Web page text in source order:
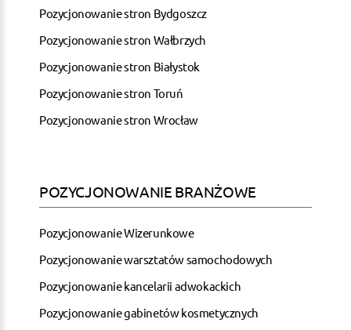
Pozycjonowanie stron Bydgoszcz
Pozycjonowanie stron Wałbrzych
Pozycjonowanie stron Białystok
Pozycjonowanie stron Toruń
Pozycjonowanie stron Wrocław
POZYCJONOWANIE BRANŻOWE
Pozycjonowanie Wizerunkowe
Pozycjonowanie warsztatów samochodowych
Pozycjonowanie kancelarii adwokackich
Pozycjonowanie gabinetów kosmetycznych